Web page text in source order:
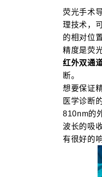
荧光手术
理技术，
的相对位
精度是荧
红外双通
断。
想要保证
医学诊断
810nm的
波长的吸
有很好的